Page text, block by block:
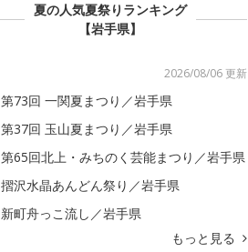
夏の人気夏祭りランキング
【岩手県】
2026/08/06 更新
第73回 一関夏まつり／岩手県
第37回 玉山夏まつり／岩手県
第65回北上・みちのく芸能まつり／岩手県
摺沢水晶あんどん祭り／岩手県
新町舟っこ流し／岩手県
もっと見る